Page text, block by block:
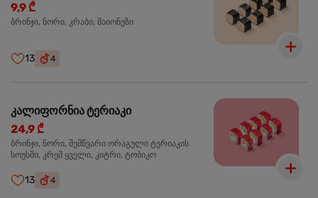
9,9 ₾
ბრინჯი, ნორი, კრაბი, მაიონეზი
13 4
კალიფორნია ტერიაკი
24,9 ₾
ბრინჯი, ნორი, შემწვარი ორაგული ტერიაკის
სოუსში, კრემ ყველი, კიტრი, ტობიკო
13 4